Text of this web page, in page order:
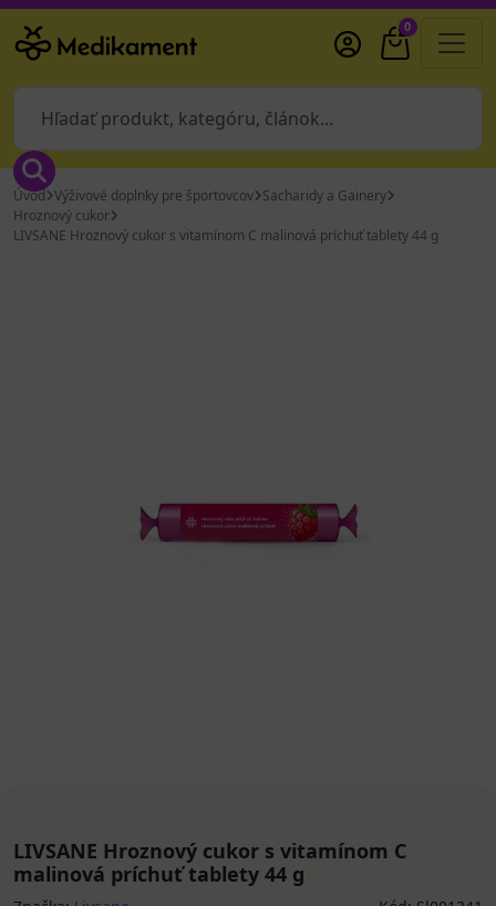
0
Úvod Výživové doplnky pre športovcov Sacharidy a Gainery
Hroznový cukor
LIVSANE Hroznový cukor s vitamínom C malinová príchuť tablety 44 g
LIVSANE Hroznový cukor s vitamínom C
malinová príchuť tablety 44 g